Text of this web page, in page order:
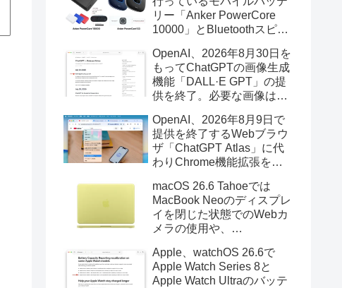
リー「Anker PowerCore
10000」とBluetoothスピー
辺を焼損する火災が6月に3
件発生していたそうなので
注意を。
OpenAI、2026年8月30日を
もってChatGPTの画像生成
機能「DALL·E GPT」の提
供を終了。必要な画像は期
OpenAI、2026年8月9日で
提供を終了するWebブラウ
ザ「ChatGPT Atlas」に代
わりChrome機能拡張をア
画の質問やAsk ChatGPT機
能を追加。
macOS 26.6 Tahoeでは
MacBook Neoのディスプレ
イを閉じた状態でのWebカ
メラの使用や、
利用しMacBook Neoを復元
する際の安定性が向上。
Apple、watchOS 26.6で
Apple Watch Series 8と
Apple Watch Ultraのバッテ